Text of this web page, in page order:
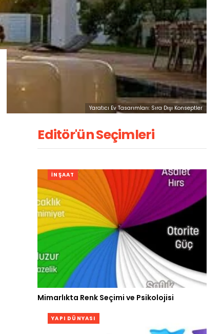
Yaratıcı Ev Tasarımları: Sıra Dışı Konseptler
Editör'ün Seçimleri
İNŞAAT
Mimarlıkta Renk Seçimi ve Psikolojisi
YAPI DÜNYASI